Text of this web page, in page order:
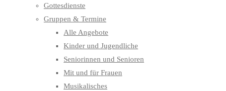
Gottesdienste
Gruppen & Termine
Alle Angebote
Kinder und Jugendliche
Seniorinnen und Senioren
Mit und für Frauen
Musikalisches